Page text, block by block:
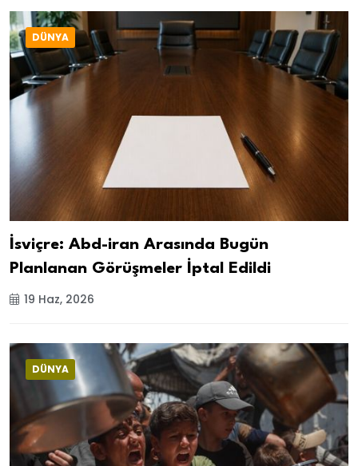
DÜNYA
İsviçre: Abd-iran Arasında Bugün
Planlanan Görüşmeler İptal Edildi
19 Haz, 2026
DÜNYA